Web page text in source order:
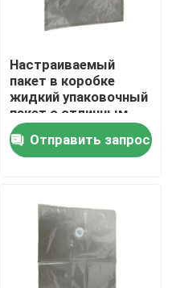
Настраиваемый
пакет в коробке
жидкий упаковочный
пакет с отличным
кислородным
барьером
Отправить запрос